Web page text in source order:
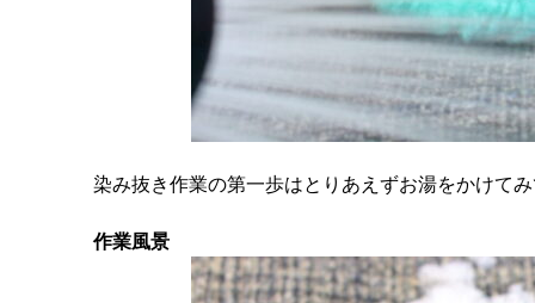
染み抜き作業の第一歩はとりあえずお湯をかけて
作業風景